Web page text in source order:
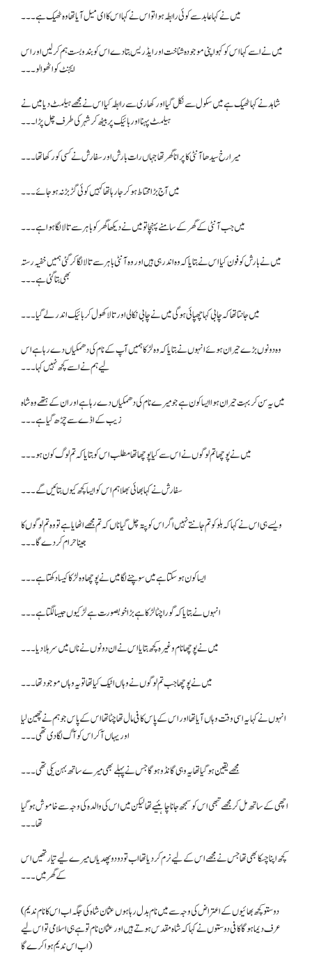
میں نے کہا عابد سے کوئی رابطہ ہوا تو اس نے کہا اس کا ای میل آیا تھا وہ ٹھیک ہے۔۔۔
میں نے اسے کہا اس کو کہو اپنی موجودہ شناخت اور ایڈریس بتا دے اس کو بندوبست ہم کر لیں اور اس
ایجنٹ کو اٹھوا لو۔۔۔
شاہد نے کہا ٹھیک ہے میں سکول سے نکل گیا اور کھاری سے رابطہ کیا اس نے مجھے ہیلمٹ دیا میں نے
ہیلمٹ پہنا اور بائیک پر بیٹھ کر شہر کی طرف چل پڑا۔۔۔
میرا رخ سیدھا آنٹی کا پرانا گھر تھا جہاں رات بارش اور سفارش نے کسی کو رکھا تھا۔۔۔
میں آج بڑا محتاط ہو کر جا رہا تھا کہیں کوئی گڑ بڑ نہ ہو جائے۔۔۔
میں جب آنٹی کے گھر کے سامنے پہنچا تو میں نے دیکھا گھر کو باہر سے تالا لگا ہوا ہے۔۔۔
میں نے بارش کو فون کیا اس نے بتایا کہ وہ اندر ہی ہیں اور وہ آنٹی باہر سے تالا لگا کر گئی ہمیں خفیہ رستہ
بھی بتا گئی ہے۔۔۔
میں جانتا تھا کہ چابی کہا چھپائی ہو گی میں نے چابی نکالی اور تالا کھول کر بائیک اندر لے گیا۔۔۔
وہ دونوں بڑے حیران ہوئے انہوں نے بتایا کہ وہ لڑکا ہمیں آپ کے نام کی دھمکیاں دے رہا ہے اس
لیے ہم نے اسے کچھ نہیں کہا۔۔۔
میں یہ سن کر بہت حیران ہوا ایسا کون ہے جو میرے نام کی دھمکیاں دے رہا ہے اور ان کے ہتھے وہ شاہ
زیب کے اڈے سے چڑھ گیا ہے ۔۔۔
میں نے پوچھا تم لوگوں نے اس سے کیا پوچھا تھا مطلب اس کو بتایا کہ تم لوگ کون ہو۔۔۔
سفارش نے کہا بھائی بھلا ہم اس کو ایسا کچھ کیوں بتائیں گے ۔۔۔
ویسے ہی اس نے کہا کہ بلو کو تم جانتے نہیں اگر اس کو پتہ چل گیا ناں کہ تم مجھے اٹھایا ہے تو وہ تم لوگوں کا
جینا حرام کر دے گا۔۔۔
ایسا کون ہو سکتا ہے میں سوچنے لگا میں نے پوچھا وہ لڑکا کیسا دکھتا ہے۔۔۔
انہوں نے بتایا کہ گورا چٹا لڑکا ہے بڑا خوبصورت ہے لڑکیوں جیسا لگتا ہے۔۔۔
میں نے پوچھا نام وغیرہ کچھ بتایا اس نے ان دونوں نے ناں میں سر ہلا دیا۔۔۔
میں نے پوچھا جب تم لوگوں نے وہاں اٹیک کیا تھا تو یہ وہاں موجود تھا۔۔۔
انہوں نے کہا یہ اسی وقت وہاں آیا تھا اور اس کے پاس کافی مال تھا چٹا تھا اس کے پاس جو ہم نے چھین لیا
اور یہاں آ کر اس کو آگ لگا دی تھی۔۔۔
مجھے یقین ہو گیا تھا یہ وہی گانڈو ہو گا جس نے پہلے بھی میرے ساتھ بہن یکی تھی ۔۔۔
اچھی کے ساتھ مل کر مجھے تبھی اس کو سمجھ جانا چاہئیے تھا لیکن میں اس کی والدہ کی وجہ سے خاموش ہو گیا
تھا۔۔۔
کچھ اپنا چسکا بھی تھا جس نے مجھے اس کے لیے نرم کر دیا تھا اب تو دو دو پھدیاں میرے لیے تیار تھیں اس
کے گھر میں۔۔۔
(دوستو کچھ بھائیوں کے اعتراض کی وجہ سے میں نام بدل رہا ہوں عثمان شاہ کی جگہ اب اس کا نام ندیم
عرف دیما ہو گا کافی دوستوں نے کہا کہ شاہ مقدس ہوتے ہیں اور عثمان نام تو ہے ہی اسلامی تو اس لیے
اب اس ندیم ہوا کرے گا)